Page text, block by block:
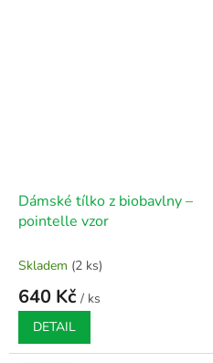
Dámské tílko z biobavlny –
pointelle vzor
Skladem (2 ks)
640 Kč / ks
DETAIL